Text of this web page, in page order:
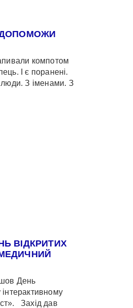
ДОПОМОЖИ
компотом
І є поранені.
З іменами. З
ВІДКРИТИХ
День
Захід дав